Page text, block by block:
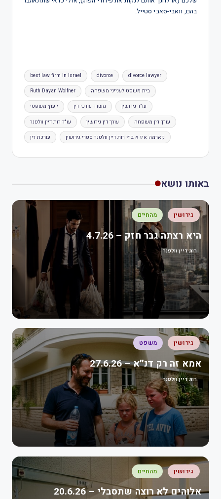
בהם, וואבי-סאבי סטייל.
best law firm in Israel divorce divorce lawyer
Ruth Dayan Wolfner בית משפט לענייני משפחה
ייעוץ משפטי משרד עורכי דין עו"ד גירושין
עו"ד רות דיין וולפנר עורך דין גירושין עורך דין משפחה
עורכת דין קארמה איז א ביץ רות דיין וולפנר ספרי גירושין
באותו נושא
גירושין מהחיים
היא רצתה גבר חזק – 4.7.26
רות דיין וולפנר
גירושין משפט
אמא זה רק דנ״א – 27.6.26
רות דיין וולפנר
גירושין מהחיים
אלוהים לא רוצה שתסבלי – 20.6.26